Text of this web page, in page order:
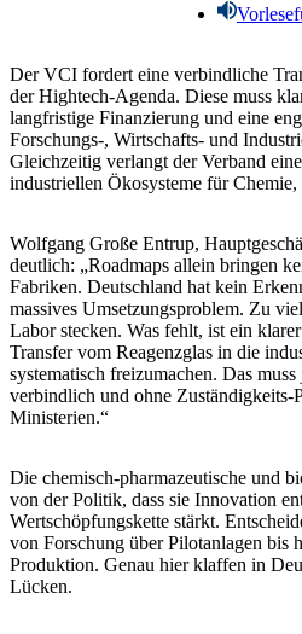
Der VCI fordert eine verbindliche
der Hightech-Agenda. Diese muss
langfristige Finanzierung und eine
Forschungs-, Wirtschafts- und
Gleichzeitig verlangt der Verband
industriellen Ökosysteme für
Wolfgang Große Entrup,
deutlich: „Roadmaps allein bringen
Fabriken. Deutschland hat kein
massives Umsetzungsproblem. Zu
Labor stecken. Was fehlt, ist ein
Transfer vom Reagenzglas in die
systematisch freizumachen. Das
verbindlich und ohne Zuständigkeits-
Ministerien.“
Die chemisch-pharmazeutische und
von der Politik, dass sie Innovation
Wertschöpfungskette stärkt.
von Forschung über Pilotanlagen bis
Produktion. Genau hier klaffen in
Lücken.